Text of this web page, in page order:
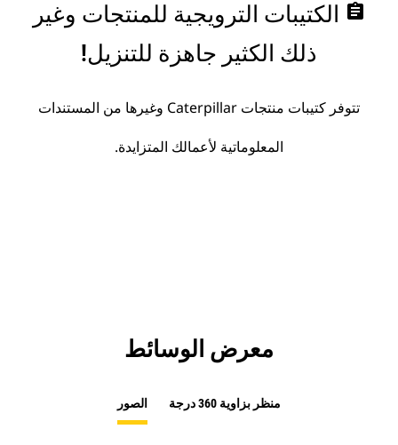
assignment الكتيبات الترويجية للمنتجات وغير
ذلك الكثير جاهزة للتنزيل!
تتوفر كتيبات منتجات Caterpillar وغيرها من المستندات
المعلوماتية لأعمالك المتزايدة.
معرض الوسائط
الصور منظر بزاوية 360 درجة